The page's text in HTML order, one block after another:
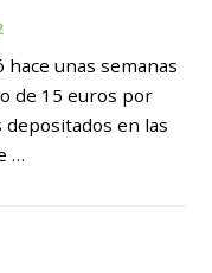
hace unas semanas
de 15 euros por
en las
…